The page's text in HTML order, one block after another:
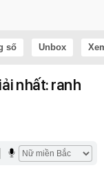
số Unbox
nhất: ranh